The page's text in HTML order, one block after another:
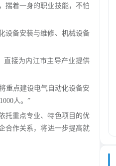
揣着一身的职业技能，不怕
设备安装与维修、机械设备
直接为内江市主导产业提供
重点建设电气自动化设备安
人。”
托重点专业、特色项目的优
合作关系，将进一步提高就